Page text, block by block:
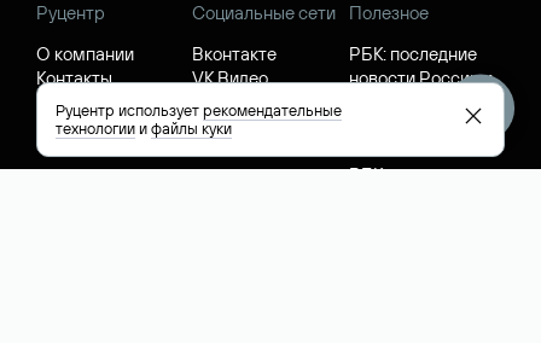
Руцентр
О компании
Контакты
Лицензии и
свидетельства
Социальные сети
Вконтакте
VK Видео
Телеграм
Max
Полезное
РБК: последние
новости России и
Каталог компаний
РФ
РБК: котировки
Руцентр используетрекомендательные
технологииифайлы куки